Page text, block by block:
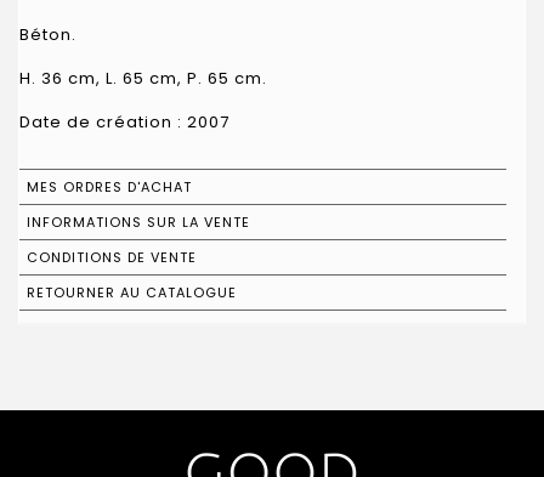
Béton.
H. 36 cm, L. 65 cm, P. 65 cm.
Date de création : 2007
MES ORDRES D'ACHAT
INFORMATIONS SUR LA VENTE
CONDITIONS DE VENTE
RETOURNER AU CATALOGUE